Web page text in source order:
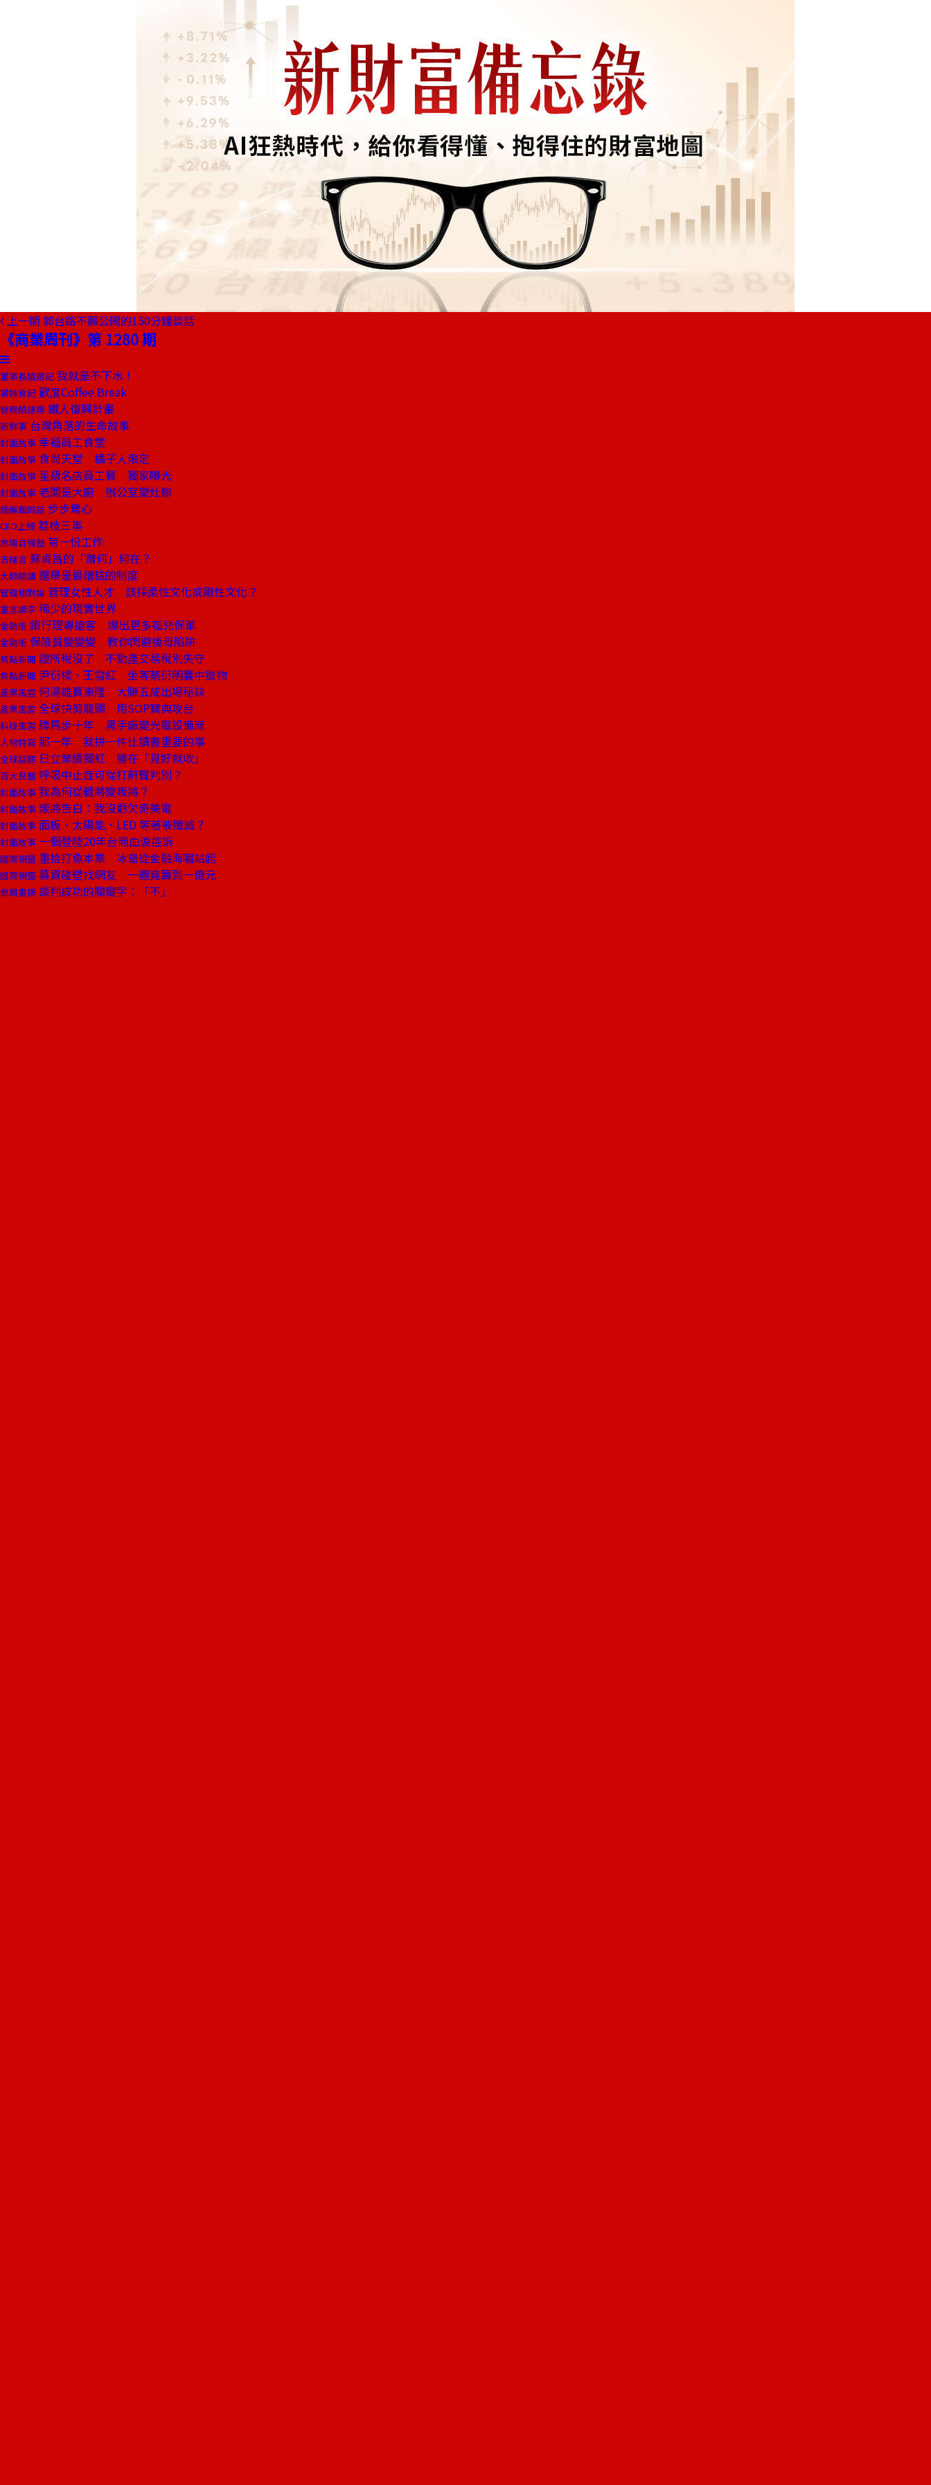
上一期 郭台銘不願公開的150分鐘談話
《商業周刊》第 1280 期
董事長嬉遊記 我就是不下水！
饕姊食記 歡度Coffee Break
發現酷建築 鐵人復興計畫
新鮮事 台灣角落的生命故事
封面故事 幸福員工食堂
封面故事 食尚天堂 橘子人限定
封面故事 星級名店員工餐 獨家曝光
封面故事 老闆是大廚 辦公室變灶腳
總編輯的話 步步驚心
CEO上線 荔枝三事
商場自慢塾 第一份工作
去梯言 蘇貞昌的「蕭何」何在？
大師開講 選舉是最糟糕的制度
管理相對論 管理女性人才 該採柔性文化或剛性文化？
童言識李 稀少的現實世界
金融街 銀行理專搶客 爆出更多孤兒保單
金融街 保險員變變變 教你閃避後母陷阱
焦點新聞 證所稅沒了 不動產交易稅別失守
焦點新聞 尹衍樑、王雪紅 坐等蔡衍明囊中獵物
產業風雲 何湯雄賣東隆 大賺五成出場秘訣
產業風雲 全球快剪龍頭 用SOP寶典攻台
科技風雲 蹲馬步十年 黑手廠變光電設備商
人物特寫 那一年 我拚一件比讀書重要的事
全球話題 日立業績獨紅 勝在「見好就收」
百大良醫 呼吸中止症可從打鼾聲判別？
封面故事 我為何從戰將變叛將？
封面故事 叛將告白：我沒虧欠奇美電
封面故事 面板、太陽能、LED 等著被殲滅？
封面故事 一個登陸20年台商血淚控訴
國際視窗 重拾打魚本業 冰島從金融海嘯站起
國際視窗 募資碰壁找網友 一週竟籌到一億元
商周書摘 談判成功的關鍵字：「不」